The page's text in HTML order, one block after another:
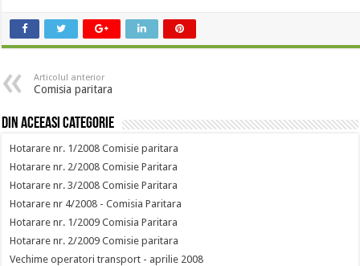
Articolul anterior
Comisia paritara
Din aceeasi categorie
Hotarare nr. 1/2008 Comisie paritara
Hotarare nr. 2/2008 Comisie Paritara
Hotarare nr. 3/2008 Comisie Paritara
Hotarare nr 4/2008 - Comisia Paritara
Hotarare nr. 1/2009 Comisia Paritara
Hotarare nr. 2/2009 Comisie paritara
Vechime operatori transport - aprilie 2008